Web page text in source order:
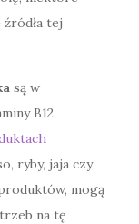
tej
są w
B12,
ryby, jaja czy
mogą
na tę